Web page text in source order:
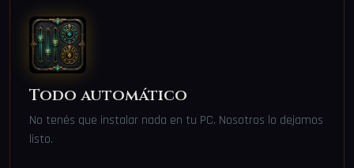
Todo automático
No tenés que instalar nada en tu PC. Nosotros lo dejamos
listo.